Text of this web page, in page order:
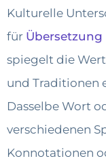
Kulturelle
für
spiegelt die
und Traditionen
Dasselbe Wort
verschiedenen
Konnotationen